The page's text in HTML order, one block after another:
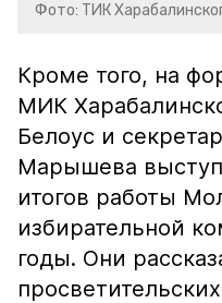
Фото: ТИК
Кроме того, на
МИК
Белоус и
Марышева
итогов работы
избирательной
годы. Они